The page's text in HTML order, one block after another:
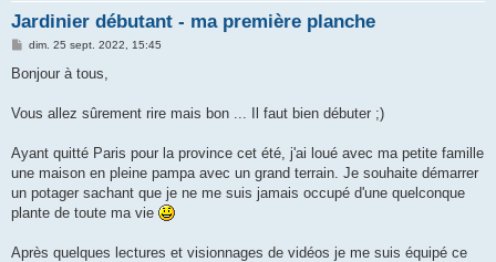
Jardinier débutant - ma première planche
M
s
g
dim. 25 sept. 2022, 15:45
Bonjour à tous,
Vous allez sûrement rire mais bon ... Il faut bien débuter ;)
Ayant quitté Paris pour la province cet été, j'ai loué avec ma petite famille
une maison en pleine pampa avec un grand terrain. Je souhaite démarrer
un potager sachant que je ne me suis jamais occupé d'une quelconque
plante de toute ma vie
Après quelques lectures et visionnages de vidéos je me suis équipé ce